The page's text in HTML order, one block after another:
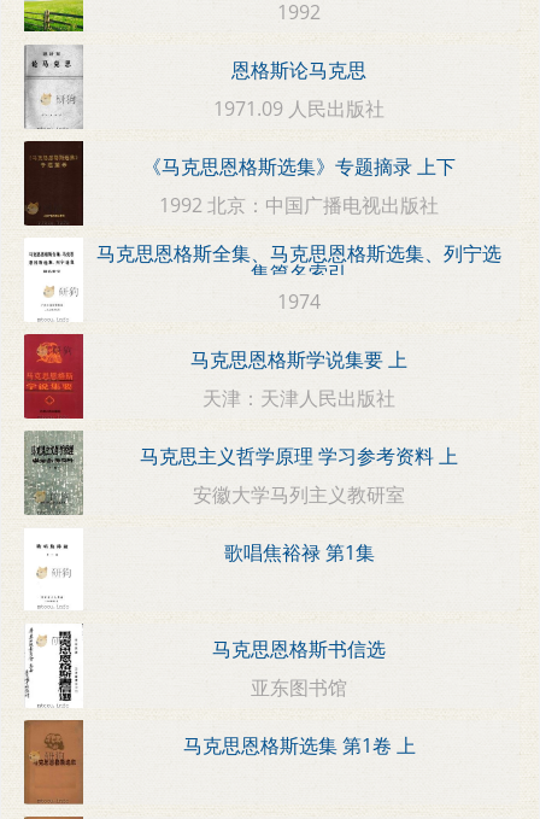
1992
恩格斯论马克思
1971.09 人民出版社
《马克思恩格斯选集》专题摘录 上下
1992 北京：中国广播电视出版社
马克思恩格斯全集、马克思恩格斯选集、列宁选
集篇名索引
1974
马克思恩格斯学说集要 上
天津：天津人民出版社
马克思主义哲学原理 学习参考资料 上
安徽大学马列主义教研室
歌唱焦裕禄 第1集
马克思恩格斯书信选
亚东图书馆
马克思恩格斯选集 第1卷 上